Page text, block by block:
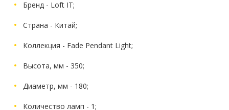
Бренд - Loft IT;
Страна - Китай;
Коллекция - Fade Pendant Light;
Высота, мм - 350;
Диаметр, мм - 180;
Количество ламп - 1;